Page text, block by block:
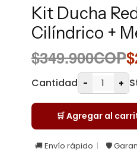
Kit Ducha
Cilíndrico +
$349.900COP
Cantidad - +
🛒 Agregar al
🚚 Envío rápido 🛡️